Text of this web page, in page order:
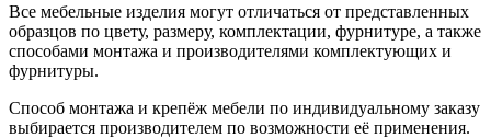
Все мебельные изделия могут отличаться от представленных
образцов по цвету, размеру, комплектации, фурнитуре, а также
способами монтажа и производителями комплектующих и
фурнитуры.
Способ монтажа и крепёж мебели по индивидуальному заказу
выбирается производителем по возможности её применения.